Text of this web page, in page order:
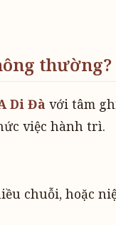
thường?
Di Đà với tâm
việc hành trì.
chuỗi, hoặc